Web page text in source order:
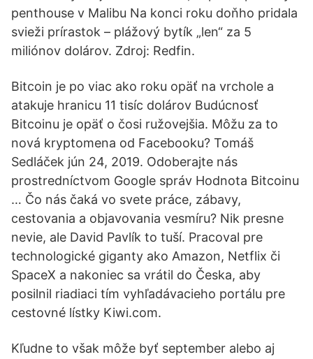
penthouse v Malibu Na konci roku doňho pridala
svieži prírastok – plážový bytík „len“ za 5
miliónov dolárov. Zdroj: Redfin.
Bitcoin je po viac ako roku opäť na vrchole a
atakuje hranicu 11 tisíc dolárov Budúcnosť
Bitcoinu je opäť o čosi ružovejšia. Môžu za to
nová kryptomena od Facebooku? Tomáš
Sedláček jún 24, 2019. Odoberajte nás
prostredníctvom Google správ Hodnota Bitcoinu
… Čo nás čaká vo svete práce, zábavy,
cestovania a objavovania vesmíru? Nik presne
nevie, ale David Pavlík to tuší. Pracoval pre
technologické giganty ako Amazon, Netflix či
SpaceX a nakoniec sa vrátil do Česka, aby
posilnil riadiaci tím vyhľadávacieho portálu pre
cestovné lístky Kiwi.com.
Kľudne to však môže byť september alebo aj